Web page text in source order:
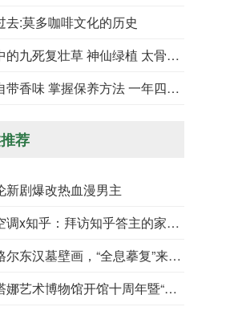
去:莫多咖啡文化的历史
传说中的九死复壮草 神仙绿植 太骨感了！
香松自带香味 掌握保养方法 一年四季绿！
荐
新剧爆改热血漫男主
美的空调x知乎：拜访知乎答主的家，体验新职人的理想家居
和林格尔东汉墓壁画，“全息摹复”来到上海
斯琴塔娜艺术博物馆开馆十周年暨“追梦大草原”香港大学生内蒙古暑期实习活动10周年双庆“中华优秀传统文化传承创新论坛”启幕